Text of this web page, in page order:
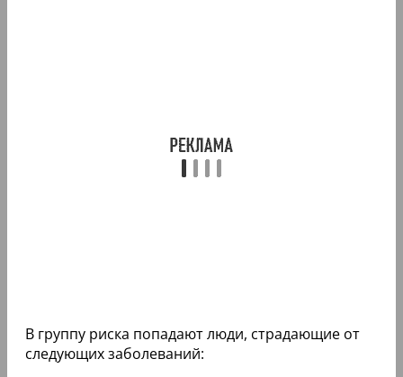
В группу риска попадают люди, страдающие от
следующих заболеваний: